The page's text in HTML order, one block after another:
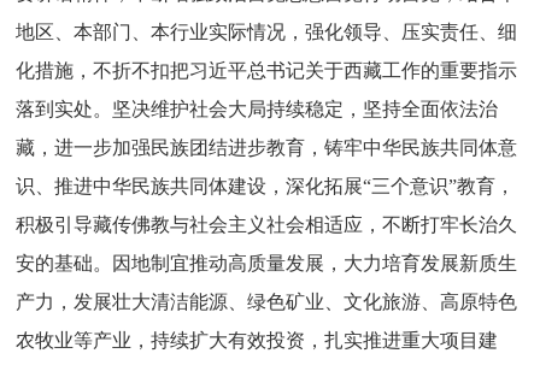
地区、本部门、本行业实际情况，强化领导、压实责任、细
化措施，不折不扣把习近平总书记关于西藏工作的重要指示
落到实处。坚决维护社会大局持续稳定，坚持全面依法治
藏，进一步加强民族团结进步教育，铸牢中华民族共同体意
识、推进中华民族共同体建设，深化拓展“三个意识”教育，
积极引导藏传佛教与社会主义社会相适应，不断打牢长治久
安的基础。因地制宜推动高质量发展，大力培育发展新质生
产力，发展壮大清洁能源、绿色矿业、文化旅游、高原特色
农牧业等产业，持续扩大有效投资，扎实推进重大项目建